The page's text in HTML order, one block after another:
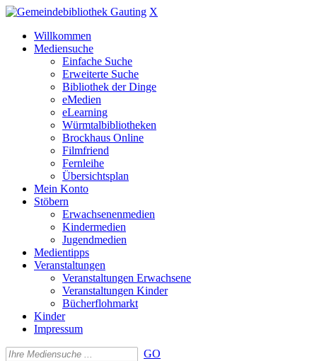
X
Willkommen
Mediensuche
Einfache Suche
Erweiterte Suche
Bibliothek der Dinge
eMedien
eLearning
Würmtalbibliotheken
Brockhaus Online
Filmfriend
Fernleihe
Übersichtsplan
Mein Konto
Stöbern
Erwachsenenmedien
Kindermedien
Jugendmedien
Medientipps
Veranstaltungen
Veranstaltungen Erwachsene
Veranstaltungen Kinder
Bücherflohmarkt
Kinder
Impressum
GO